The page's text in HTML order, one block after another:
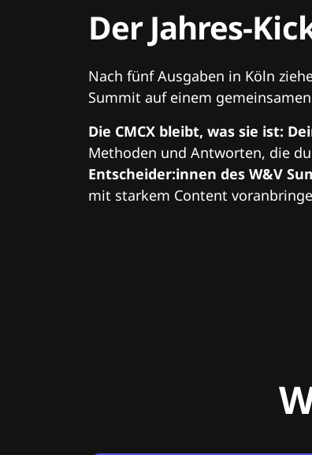
Der Jahres-
Nach fünf Ausgaben in Köln
Summit auf einem
Die CMCX bleibt, was sie ist:
Methoden und Antworten, die
Entscheider:innen des W&V
mit starkem Content